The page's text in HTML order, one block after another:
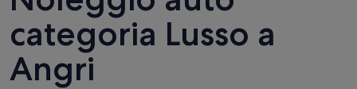
categoria Lusso a
Angri